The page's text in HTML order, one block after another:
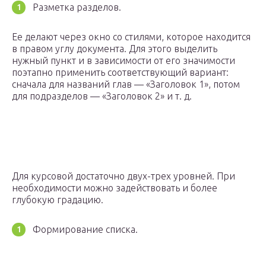
Разметка разделов.
Ее делают через окно со стилями, которое находится
в правом углу документа. Для этого выделить
нужный пункт и в зависимости от его значимости
поэтапно применить соответствующий вариант:
сначала для названий глав — «Заголовок 1», потом
для подразделов — «Заголовок 2» и т. д.
Для курсовой достаточно двух-трех уровней. При
необходимости можно задействовать и более
глубокую градацию.
Формирование списка.